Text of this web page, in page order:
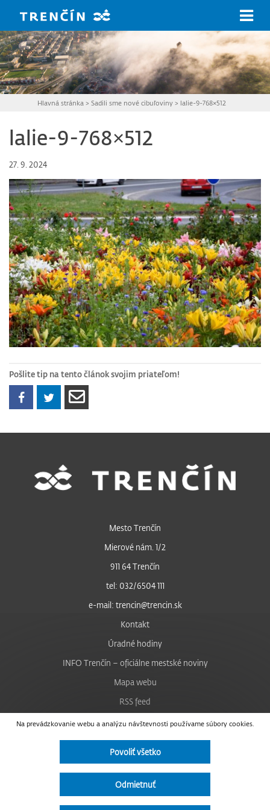
Hlavná stránka > Sadili sme nové cibuľoviny> lalie-9-768×512
lalie-9-768×512
27. 9. 2024
Pošlite tip na tento článok svojim priateľom!
Na prevádzkovanie webu a analýzu návštevnosti používame súbory cookies.
Povoliť všetko
Odmietnuť
Mesto Trenčín
Mierové nám. 1/2
911 64 Trenčín
tel: 032/6504 111
e-mail: trencin@trencin.sk
Kontakt
Úradné hodiny
INFO Trenčín – oficiálne mestské noviny
Mapa webu
RSS feed
Nastavenie cookies
Facebook
Instagram
Vyhlásenie o prístupnosti